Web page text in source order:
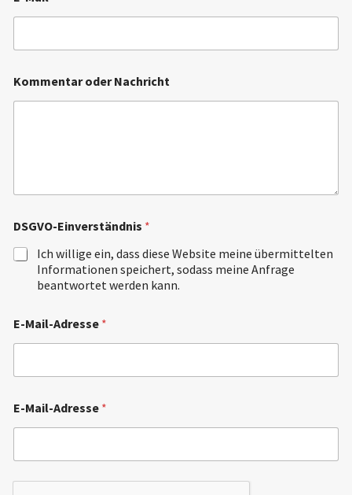
a
e
Kommentar oder Nachricht
DSGVO-Einverständnis *
Ich willige ein, dass diese Website meine übermittelten
Informationen speichert, sodass meine Anfrage
beantwortet werden kann.
E-Mail-Adresse *
E-Mail-Adresse *